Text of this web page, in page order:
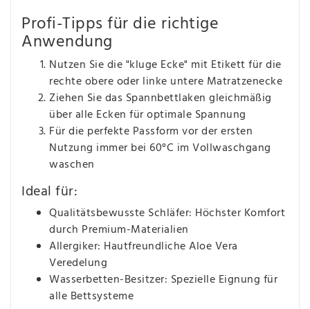
Profi-Tipps für die richtige
Anwendung
Nutzen Sie die "kluge Ecke" mit Etikett für die
rechte obere oder linke untere Matratzenecke
Ziehen Sie das Spannbettlaken gleichmäßig
über alle Ecken für optimale Spannung
Für die perfekte Passform vor der ersten
Nutzung immer bei 60°C im Vollwaschgang
waschen
Ideal für:
Qualitätsbewusste Schläfer: Höchster Komfort
durch Premium-Materialien
Allergiker: Hautfreundliche Aloe Vera
Veredelung
Wasserbetten-Besitzer: Spezielle Eignung für
alle Bettsysteme